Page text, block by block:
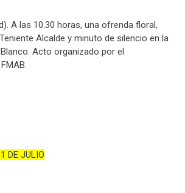
A las 10.30 horas, una ofrenda floral,
Alcalde y minuto de silencio en la
Acto organizado por el
JULIO